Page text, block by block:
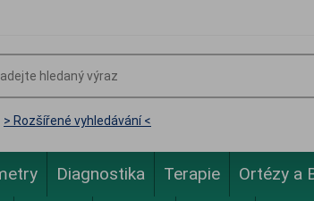
> Rozšířené vyhledávání <
Diagnostika Terapie Ortézy a